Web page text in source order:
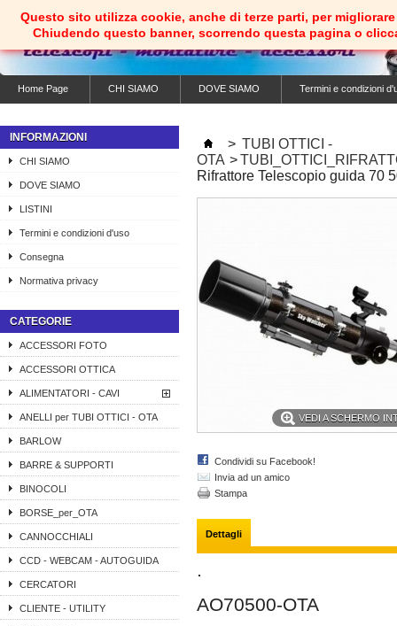
Home Page CHI SIAMO DOVE SIAMO Termini e condizioni
INFORMAZIONI
CHI SIAMO
DOVE SIAMO
LISTINI
Termini e condizioni d'uso
Consegna
Normativa privacy
CATEGORIE
ACCESSORI FOTO
ACCESSORI OTTICA
ALIMENTATORI - CAVI
ANELLI per TUBI OTTICI - OTA
BARLOW
BARRE & SUPPORTI
BINOCOLI
BORSE_per_OTA
CANNOCCHIALI
CCD - WEBCAM - AUTOGUIDA
CERCATORI
CLIENTE - UTILITY
> TUBI OTTICI -
OTA >
Rifrattore Telescopio guida 70
VEDI A SCHERMO
Condividi su Facebook!
Invia ad un amico
Stampa
Dettagli
.
AO70500-OTA
Questo sito utilizza cookie, anche di terze parti, per
Chiudendo questo banner, scorrendo questa pagina o